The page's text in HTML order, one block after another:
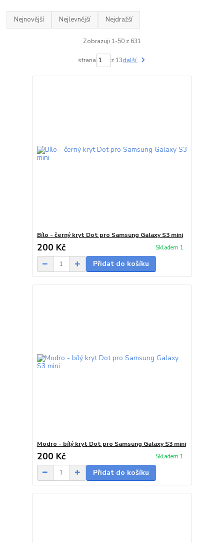
Nejnovější Nejlevnější Nejdražší
Zobrazuji 1-50 z 631
strana z 13další
Bílo - černý kryt Dot pro Samsung Galaxy S3 mini
200 Kč Skladem 1
Přidat do košíku
Modro - bílý kryt Dot pro Samsung Galaxy S3 mini
200 Kč Skladem 1
Přidat do košíku